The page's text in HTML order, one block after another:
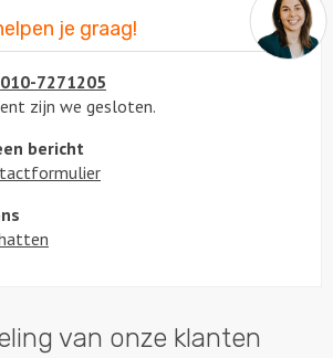
je graag!
010-7271205
zijn we gesloten.
bericht
van onze klanten